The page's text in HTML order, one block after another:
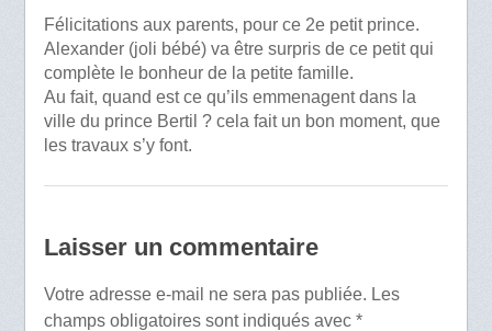
Félicitations aux parents, pour ce 2e petit prince.
Alexander (joli bébé) va être surpris de ce petit qui
complète le bonheur de la petite famille.
Au fait, quand est ce qu’ils emmenagent dans la
ville du prince Bertil ? cela fait un bon moment, que
les travaux s’y font.
Laisser un commentaire
Votre adresse e-mail ne sera pas publiée. Les
champs obligatoires sont indiqués avec *